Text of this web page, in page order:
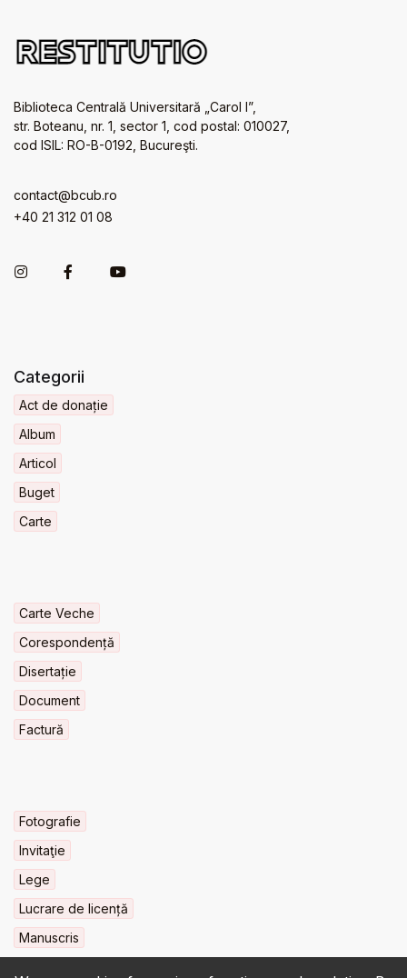
Biblioteca Centrală Universitară „Carol I”,
str. Boteanu, nr. 1, sector 1, cod postal: 010027,
cod ISIL: RO-B-0192, Bucureşti.
contact@bcub.ro
+40 21 312 01 08
Categorii
Act de donație
Album
Articol
Buget
Carte
Carte Veche
Corespondență
Disertație
Document
Factură
Fotografie
Invitaţie
Lege
Lucrare de licență
Manuscris